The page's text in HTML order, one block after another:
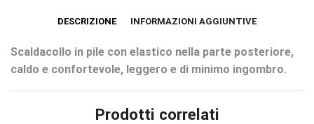
DESCRIZIONE INFORMAZIONI AGGIUNTIVE
Scaldacollo in pile con elastico nella parte posteriore,
caldo e confortevole, leggero e di minimo ingombro.
Prodotti correlati